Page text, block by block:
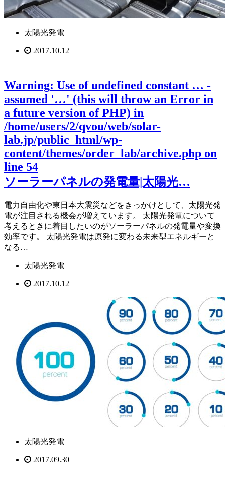
太陽光発電
2017.10.12
Warning: Use of undefined constant … -
assumed '…' (this will throw an Error in
a future version of PHP) in
/home/users/2/qvou/web/solar-
lab.jp/public_html/wp-
content/themes/order_lab/archive.php on
line 54
ソーラーパネルの発電量|太陽光…
電力自由化や東日本大震災などをきっかけとして、太陽光発
電が注目される機会が増えています。 太陽光発電について
考えるときに着目したいのがソーラーパネルの発電量や変換
効率です。 太陽光発電は原発に変わる未来型エネルギーと
なる…
太陽光発電
2017.10.12
太陽光発電
2017.09.30